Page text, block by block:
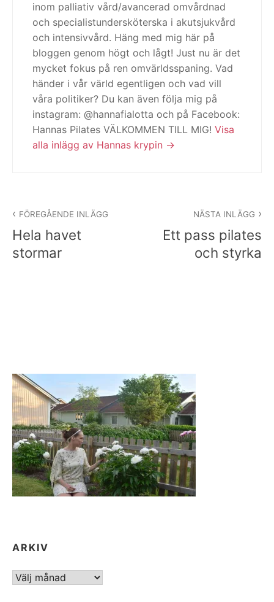
inom palliativ vård/avancerad omvårdnad
och specialistundersköterska i akutsjukvård
och intensivvård. Häng med mig här på
bloggen genom högt och lågt! Just nu är det
mycket fokus på ren omvärldsspaning. Vad
händer i vår värld egentligen och vad vill
våra politiker? Du kan även följa mig på
instagram: @hannafialotta och på Facebook:
Hannas Pilates VÄLKOMMEN TILL MIG! Visa
alla inlägg av Hannas krypin
FÖREGÅENDE INLÄGG
Hela havet
stormar
NÄSTA INLÄGG
Ett pass pilates
och styrka
ARKIV
ARKIV